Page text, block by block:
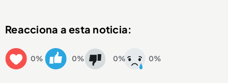
Reacciona a esta noticia:
0% 0% 0% 0%